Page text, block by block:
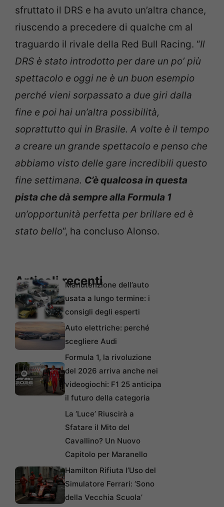
sfruttato il DRS e ha avuto un’altra chance,
riuscendo a precedere di qualche cm al
traguardo il rivale della Red Bull Racing. “Il
DRS è stato introdotto per dare un po’ più
spettacolo e oggi ne è un buon esempio
perché vieni sorpassato a due giri dalla
fine e poi hai un’altra possibilità,
soprattutto qui in Brasile. A volte è il tempo
a creare un grande spettacolo e penso che
abbiamo visto delle gare incredibili questo
fine settimana. C’è qualcosa in questa
pista che dà sempre alla Formula 1
un’opportunità perfetta per brillare ed è
stato bello“, ha concluso Alonso.
Articoli recentiManutenzione dell’auto
usata a lungo termine: i
consigli degli esperti
Auto elettriche: perché
scegliere Audi
Formula 1, la rivoluzione
del 2026 arriva anche nei
videogiochi: F1 25 anticipa
il futuro della categoria
La ‘Luce’ Riuscirà a
Sfatare il Mito del
Cavallino? Un Nuovo
Capitolo per Maranello
Hamilton Rifiuta l’Uso del
Simulatore Ferrari: ‘Sono
della Vecchia Scuola’